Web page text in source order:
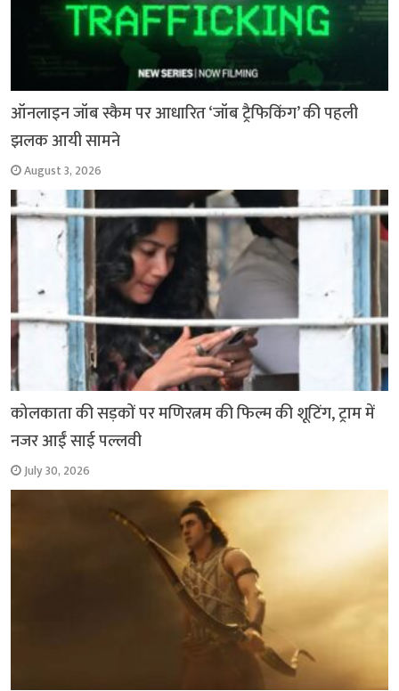
ऑनलाइन जॉब स्कैम पर आधारित ‘जॉब ट्रैफिकिंग’ की पहली
झलक आयी सामने
August 3, 2026
कोलकाता की सड़कों पर मणिरत्नम की फिल्म की शूटिंग, ट्राम में
नजर आईं साई पल्लवी
July 30, 2026